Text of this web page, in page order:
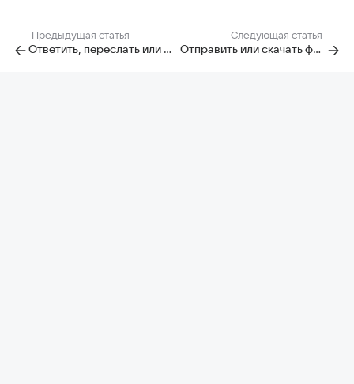
Предыдущая статья
Ответить, переслать или перенаправить
Следующая статья
Отправить или скачать файл